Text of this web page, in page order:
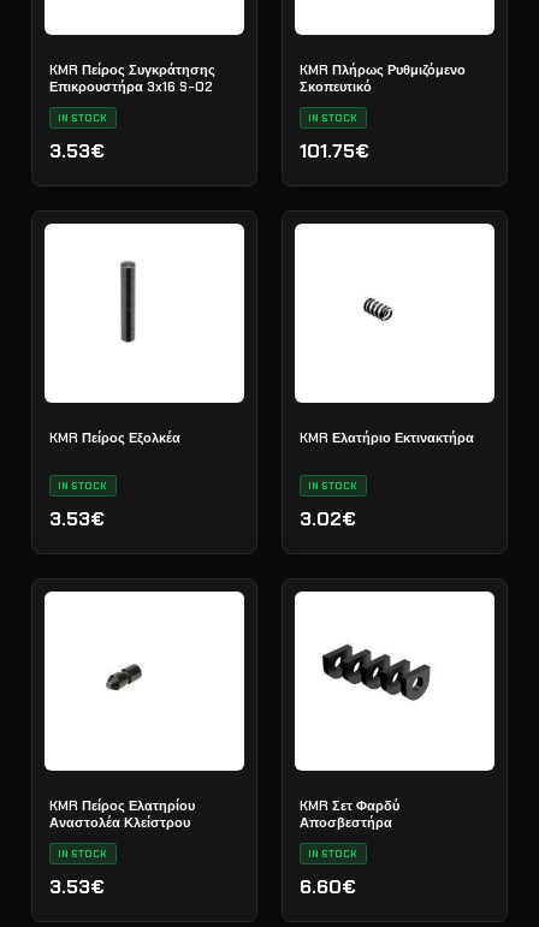
KMR Πείρος Συγκράτησης
Επικρουστήρα 3x16 S-02
IN STOCK
3.53€
KMR Πλήρως Ρυθμιζόμενο
Σκοπευτικό
IN STOCK
101.75€
KMR Πείρος Εξολκέα
IN STOCK
3.53€
KMR Ελατήριο Εκτινακτήρα
IN STOCK
3.02€
KMR Πείρος Ελατηρίου
Αναστολέα Κλείστρου
IN STOCK
3.53€
KMR Σετ Φαρδύ
Αποσβεστήρα
IN STOCK
6.60€